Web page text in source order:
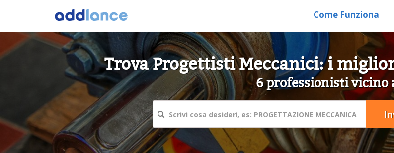
Come Funziona
Trova Progettisti Meccanici: i
6 professionisti vicino